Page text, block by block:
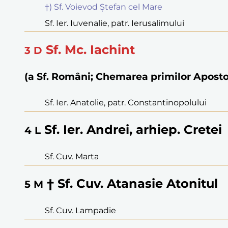
†) Sf. Voievod Ștefan cel Mare
Sf. Ier. Iuvenalie, patr. Ierusalimului
3 D Sf. Mc. Iachint
(a Sf. Români; Chemarea primilor
Sf. Ier. Anatolie, patr. Constantinopolului
4 L Sf. Ier. Andrei, arhiep. Cretei
Sf. Cuv. Marta
5 M † Sf. Cuv. Atanasie Atonitul
Sf. Cuv. Lampadie